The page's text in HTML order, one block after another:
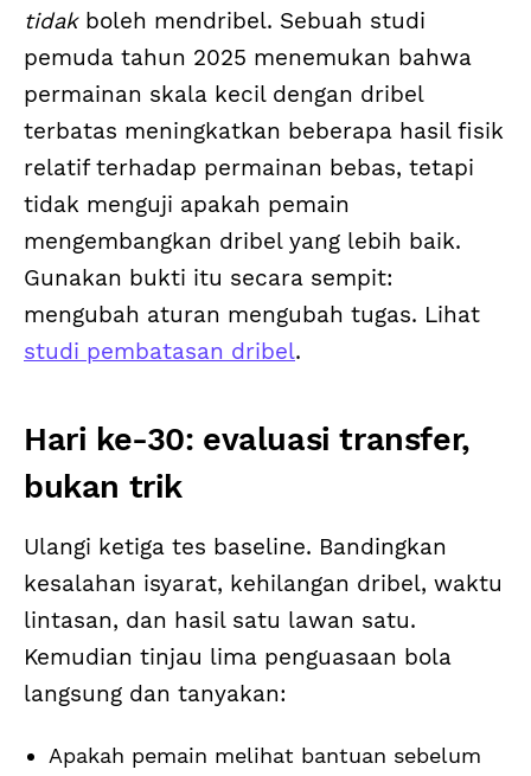
tidakboleh mendribel. Sebuah studi
pemuda tahun 2025 menemukan bahwa
permainan skala kecil dengan dribel
terbatas meningkatkan beberapa hasil fisik
relatif terhadap permainan bebas, tetapi
tidak menguji apakah pemain
mengembangkan dribel yang lebih baik.
Gunakan bukti itu secara sempit:
mengubah aturan mengubah tugas. Lihat
studi pembatasan dribel.
Hari ke-30: evaluasi transfer,
bukan trik
Ulangi ketiga tes baseline. Bandingkan
kesalahan isyarat, kehilangan dribel, waktu
lintasan, dan hasil satu lawan satu.
Kemudian tinjau lima penguasaan bola
langsung dan tanyakan:
Apakah pemain melihat bantuan sebelum